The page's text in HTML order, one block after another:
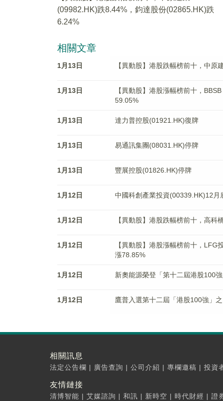
(09982.HK)跌8.44%，鈞達股份(02865.HK)跌
6.24%
相關文章
1月13日 【異動股】港股跌幅榜前十，中
1月13日
【異動股】港股漲幅榜前十，
59.05%
1月13日 達力普控股(01921.HK)復牌
1月13日 易通訊集團(08031.HK)停牌
1月13日 豐展控股(01826.HK)停牌
1月12日 中國科創產業投資(00339.HK)12
1月12日 【異動股】港股跌幅榜前十，高
1月12日
【異動股】港股漲幅榜前十，
漲78.85%
1月12日 新奧能源榮登「第十二屆港股100
1月12日 鷹普入選第十二屆「港股100強」之
相關訊息
法定公告欄 | 廣告查詢 | 公司介紹 | 專欄邀稿 | 投資
友情鏈接
清博智能 | 艾媒諮詢 | 和訊 | 新時空 | 時代財經 | 證